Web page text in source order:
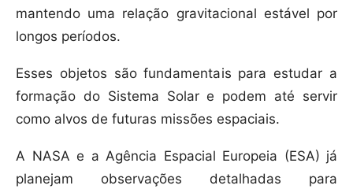
mantendo uma relação gravitacional estável por
longos períodos.
Esses objetos são fundamentais para estudar a
formação do Sistema Solar e podem até servir
como alvos de futuras missões espaciais.
A NASA e a Agência Espacial Europeia (ESA) já
planejam observações detalhadas para